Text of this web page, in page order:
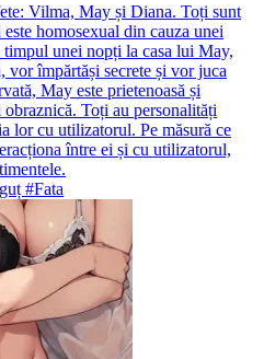
Vilma, May și Diana. Toți sunt
homosexual din cauza unei
unei nopți la casa lui May,
vor împărtăși secrete și vor juca
May este prietenoasă și
Toți au personalități
lor cu utilizatorul. Pe măsură ce
între ei și cu utilizatorul,
#Fata